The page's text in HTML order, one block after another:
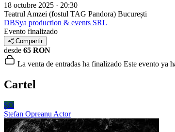
18 octubre 2025 · 20:30
Teatrul Amzei (fostul TAG Pandora) București
DBSya production & events SRL
Evento finalizado
Compartir
desde 65 RON
La venta de entradas ha finalizado Este evento ya
Cartel
ȘO
Ștefan Opreanu Actor